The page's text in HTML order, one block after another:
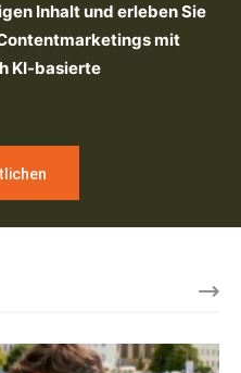
Inhalt und erleben Sie
mit
KI-basierte